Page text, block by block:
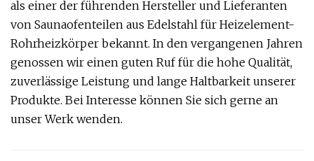
als einer der führenden Hersteller und Lieferanten
von Saunaofenteilen aus Edelstahl für Heizelement-
Rohrheizkörper bekannt. In den vergangenen Jahren
genossen wir einen guten Ruf für die hohe Qualität,
zuverlässige Leistung und lange Haltbarkeit unserer
Produkte. Bei Interesse können Sie sich gerne an
unser Werk wenden.